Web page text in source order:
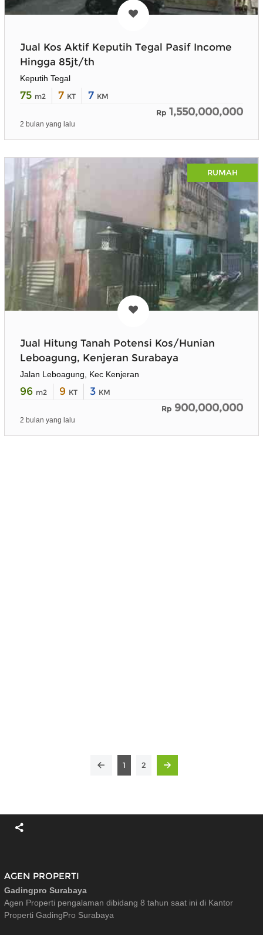
Jual Kos Aktif Keputih Tegal Pasif Income
Hingga 85jt/th
Keputih Tegal
75 m2 7 KT 7 KM
Rp 1,550,000,000
2 bulan yang lalu
RUMAH
Jual Hitung Tanah Potensi Kos/Hunian
Leboagung, Kenjeran Surabaya
Jalan Leboagung, Kec Kenjeran
96 m2 9 KT 3 KM
Rp 900,000,000
2 bulan yang lalu
1 2
AGEN PROPERTI
Gadingpro Surabaya
Agen Properti pengalaman dibidang 8 tahun saat ini di Kantor
Properti GadingPro Surabaya